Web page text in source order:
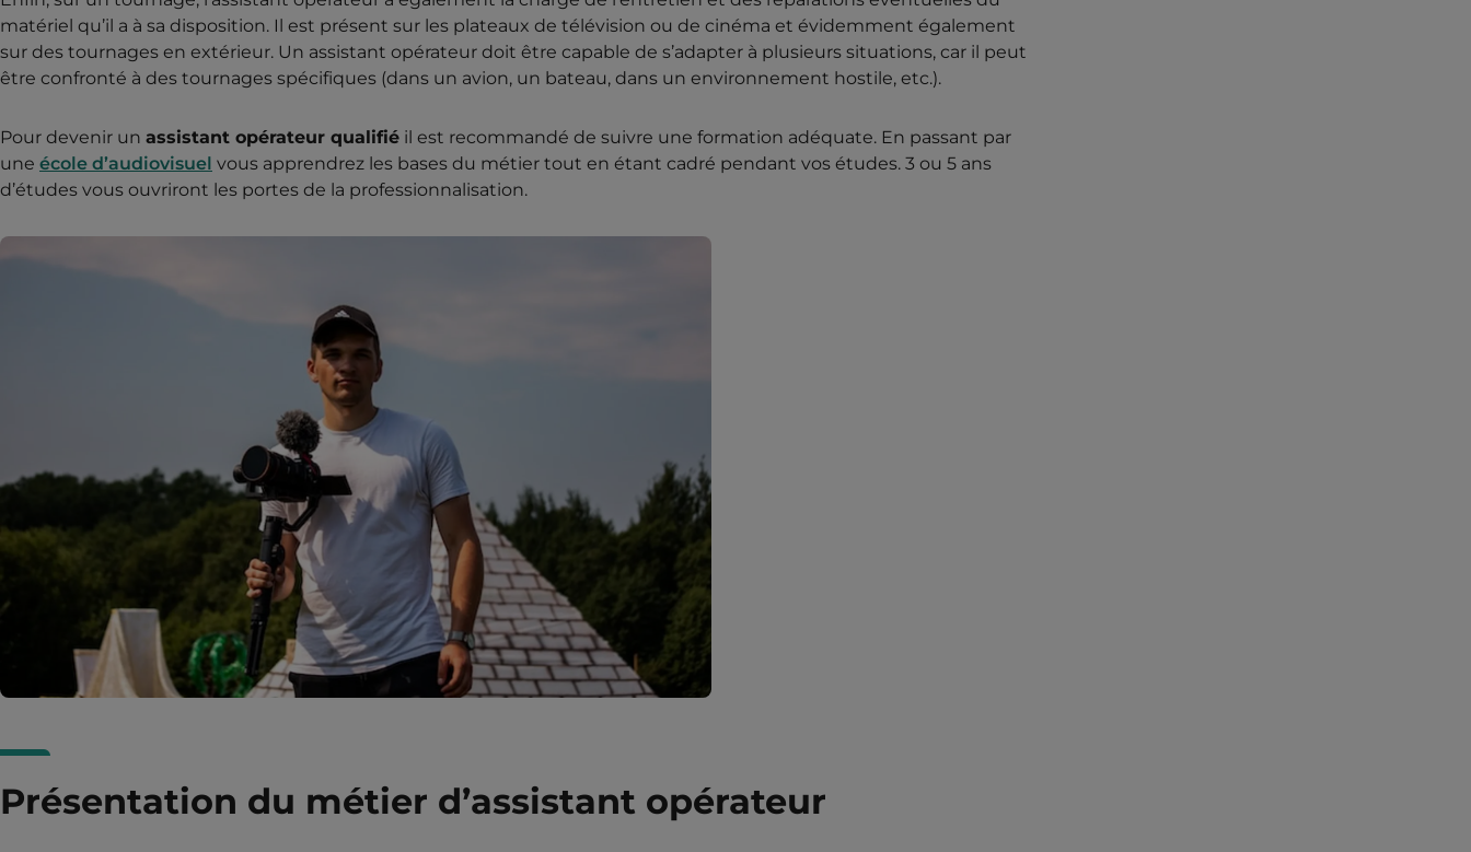
matériel qu’il a à sa disposition. Il est présent sur les plateaux de télévision ou de cinéma et évidemment également
sur des tournages en extérieur. Un assistant opérateur doit être capable de s’adapter à plusieurs situations, car il peut
être confronté à des tournages spécifiques (dans un avion, un bateau, dans un environnement hostile, etc.).
Pour devenir un assistant opérateur qualifié il est recommandé de suivre une formation adéquate. En passant par
une école d’audiovisuel vous apprendrez les bases du métier tout en étant cadré pendant vos études. 3 ou 5 ans
d’études vous ouvriront les portes de la professionnalisation.
Présentation du métier d’assistant opérateur